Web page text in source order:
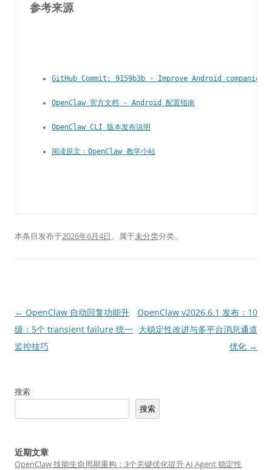
参考来源
GitHub Commit: 9159b3b - Improve Android
OpenClaw 官方文档 - Android 配置指南
OpenClaw CLI 版本发布说明
阅读原文：OpenClaw 教学小站
本条目发布于2026年6月4日。属于未分类分类。
文
章
导
← OpenClaw 自动回复功能升
级：5个 transient failure 统一
监控技巧
OpenClaw v2026.6.1 发布：10
大稳定性改进与多平台消息通道
优化 →
搜索
搜索
近期文章
OpenClaw 技能生命周期重构：3个关键优化提升 AI Agent 稳定性